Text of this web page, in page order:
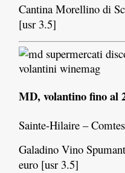
Cantina Morellino di
[usr 3.5]
MD, volantino fino al
Sainte-Hilaire –
Galadino Vino
euro [usr 3.5]